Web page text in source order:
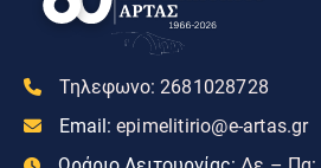
Τηλεφωνο: 2681028728
Email: epimelitirio@e-artas.gr